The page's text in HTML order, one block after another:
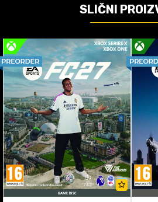
SLIČNI